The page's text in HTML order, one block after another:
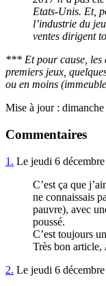
Etats-Unis. Et,
l’industrie du
ventes dirigent
*** Et pour cause, les
premiers jeux,
ou en moins
Mise à jour :
Commentaires
1. Le jeudi 6
C’est ça que
ne connaissais
pauvre), avec
poussé.
C’est toujours
Très bon article,
2. Le jeudi 6